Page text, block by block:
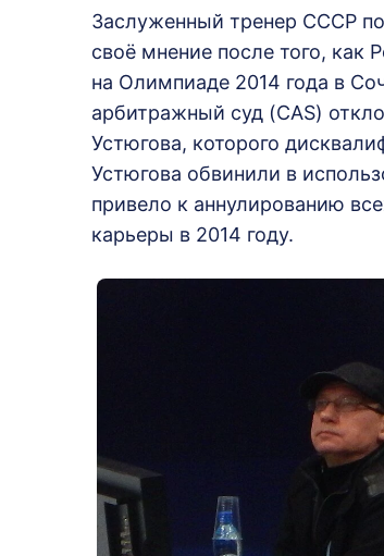
Заслуженный тренер СССР
своё мнение после того, как
на Олимпиаде 2014 года в
арбитражный суд (CAS)
Устюгова, которого
Устюгова обвинили в
привело к аннулированию
карьеры в 2014 году.